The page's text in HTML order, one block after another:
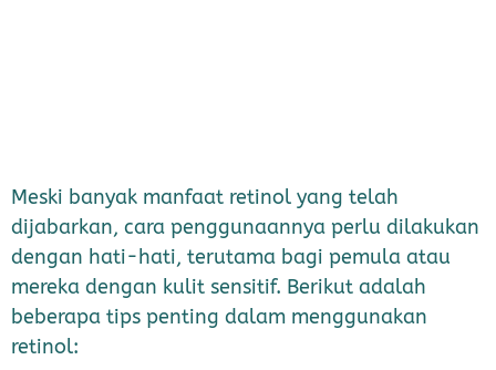
Meski banyak manfaat retinol yang telah
dijabarkan, cara penggunaannya perlu dilakukan
dengan hati-hati, terutama bagi pemula atau
mereka dengan kulit sensitif. Berikut adalah
beberapa tips penting dalam menggunakan
retinol: